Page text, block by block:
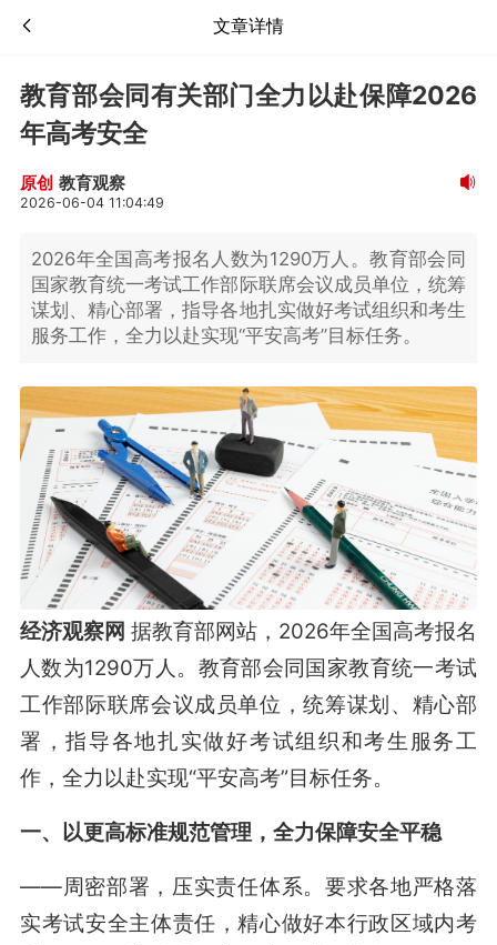
文章详情
教育部会同有关部门全力以赴保障2026
年高考安全
原创 教育观察
2026-06-04 11:04:49
2026年全国高考报名人数为1290万人。教育部会同
国家教育统一考试工作部际联席会议成员单位，统筹
谋划、精心部署，指导各地扎实做好考试组织和考生
服务工作，全力以赴实现“平安高考”目标任务。
经济观察网 据教育部网站，2026年全国高考报名
人数为1290万人。教育部会同国家教育统一考试
工作部际联席会议成员单位，统筹谋划、精心部
署，指导各地扎实做好考试组织和考生服务工
作，全力以赴实现“平安高考”目标任务。
一、以更高标准规范管理，全力保障安全平稳
——周密部署，压实责任体系。要求各地严格落
实考试安全主体责任，精心做好本行政区域内考